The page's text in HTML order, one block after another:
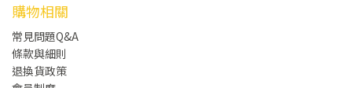
購物相關
常見問題Q&A
條款與細則
退換貨政策